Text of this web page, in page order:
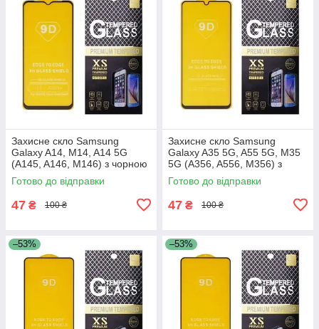
Захисне скло Samsung
Galaxy A14, M14, A14 5G
(A145, A146, M146) з чорною
рамкою
Готово до відправки
47 ₴ 100 ₴
Захисне скло Samsung
Galaxy A35 5G, A55 5G, M35
5G (A356, A556, M356) з
чорною рамкою
Готово до відправки
47 ₴ 100 ₴
–53% –53%